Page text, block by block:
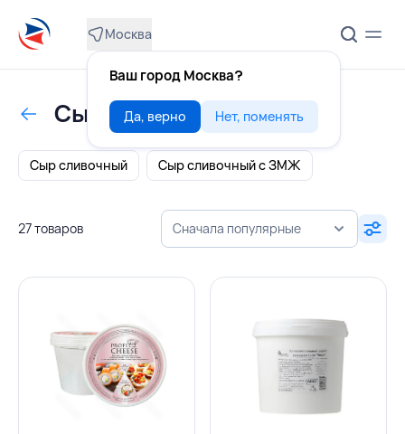
Москва
Ваш город Москва?
Да, верно Нет, поменять
Сыр сливочный
Сыр сливочный Сыр сливочный с ЗМЖ
27 товаров Сначала популярные